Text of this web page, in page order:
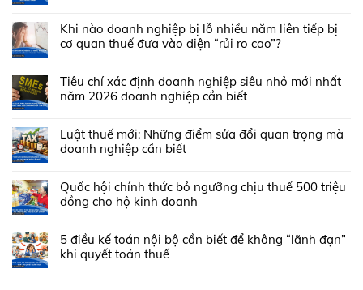
Khi nào doanh nghiệp bị lỗ nhiều năm liên tiếp bị
cơ quan thuế đưa vào diện “rủi ro cao”?
Tiêu chí xác định doanh nghiệp siêu nhỏ mới nhất
năm 2026 doanh nghiệp cần biết
Luật thuế mới: Những điểm sửa đổi quan trọng mà
doanh nghiệp cần biết
Quốc hội chính thức bỏ ngưỡng chịu thuế 500 triệu
đồng cho hộ kinh doanh
5 điều kế toán nội bộ cần biết để không “lãnh đạn”
khi quyết toán thuế